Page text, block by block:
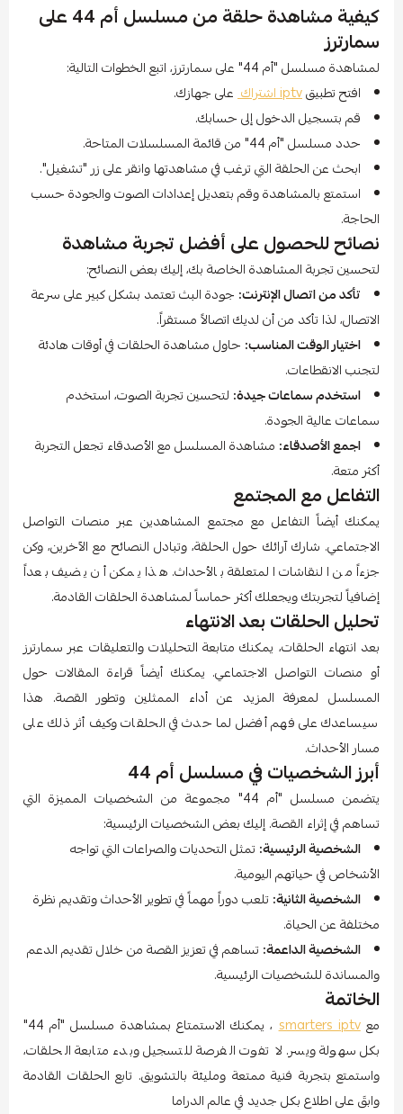
كيفية مشاهدة حلقة من مسلسل أم 44 على
سمارترز
لمشاهدة مسلسل "أم 44" على سمارترز، اتبع الخطوات التالية:
افتح تطبيقiptv اشتراك
على جهازك.
قم بتسجيل الدخول إلى حسابك.
حدد مسلسل "أم 44" من قائمة المسلسلات المتاحة.
ابحث عن الحلقة التي ترغب في مشاهدتها وانقر على زر "تشغيل".
استمتع بالمشاهدة وقم بتعديل إعدادات الصوت والجودة حسب
الحاجة.
نصائح للحصول على أفضل تجربة مشاهدة
لتحسين تجربة المشاهدة الخاصة بك، إليك بعض النصائح:
تأكد من اتصال الإنترنت: جودة البث تعتمد بشكل كبير على سرعة
الاتصال، لذا تأكد من أن لديك اتصالاً مستقراً.
اختيار الوقت المناسب: حاول مشاهدة الحلقات في أوقات هادئة
لتجنب الانقطاعات.
استخدم سماعات جيدة: لتحسين تجربة الصوت، استخدم
سماعات عالية الجودة.
اجمع الأصدقاء: مشاهدة المسلسل مع الأصدقاء تجعل التجربة
أكثر متعة.
التفاعل مع المجتمع
يمكنك أيضاً التفاعل مع مجتمع المشاهدين عبر منصات التواصل
الاجتماعي. شارك آرائك حول الحلقة، وتبادل النصائح مع الآخرين، وكن
جزءاً من النقاشات المتعلقة بالأحداث. هذا يمكن أن يضيف بعداً
إضافياً لتجربتك ويجعلك أكثر حماساً لمشاهدة الحلقات القادمة.
تحليل الحلقات بعد الانتهاء
بعد انتهاء الحلقات، يمكنك متابعة التحليلات والتعليقات عبر سمارترز
أو منصات التواصل الاجتماعي. يمكنك أيضاً قراءة المقالات حول
المسلسل لمعرفة المزيد عن أداء الممثلين وتطور القصة. هذا
سيساعدك على فهم أفضل لما حدث في الحلقات وكيف أثر ذلك على
مسار الأحداث.
أبرز الشخصيات في مسلسل أم 44
يتضمن مسلسل "أم 44" مجموعة من الشخصيات المميزة التي
تساهم في إثراء القصة. إليك بعض الشخصيات الرئيسية:
الشخصية الرئيسية:تمثل التحديات والصراعات التي تواجه
الأشخاص في حياتهم اليومية.
الشخصية الثانية:تلعب دوراً مهماً في تطوير الأحداث وتقديم نظرة
مختلفة عن الحياة.
الشخصية الداعمة:تساهم في تعزيز القصة من خلال تقديم الدعم
والمساندة للشخصيات الرئيسية.
الخاتمة
معsmarters iptv
، يمكنك الاستمتاع بمشاهدة مسلسل "أم 44"
بكل سهولة ويسر. لا تفوت الفرصة للتسجيل وبدء متابعة الحلقات،
واستمتع بتجربة فنية ممتعة ومليئة بالتشويق. تابع الحلقات القادمة
وابقَ على اطلاع بكل جديد في عالم الدراما